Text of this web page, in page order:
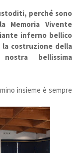
perché sono
Memoria Vivente
inferno bellico
costruzione della
bellissima
insieme è sempre